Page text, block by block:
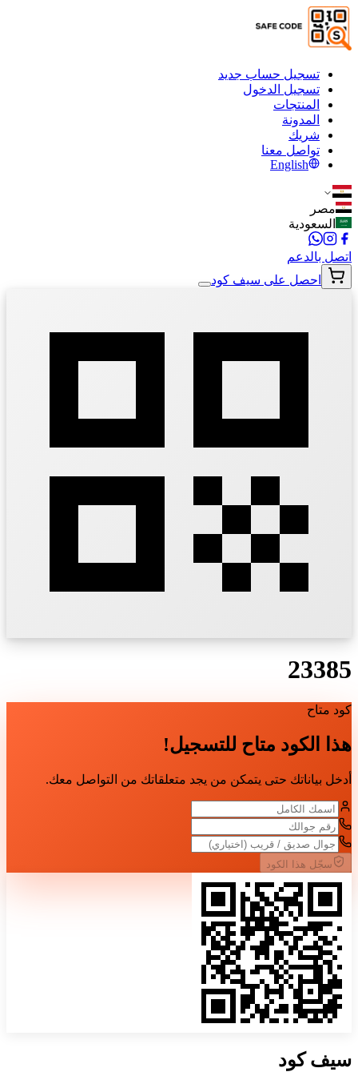
تسجيل حساب جديد
تسجيل الدخول
المنتجات
المدونة
شريك
تواصل معنا
English
مصر
السعودية
اتصل بالدعم
احصل على سيف كود
23385
كود متاح
هذا الكود متاح للتسجيل!
أدخل بياناتك حتى يتمكن من يجد متعلقاتك من التواصل معك.
سجّل هذا الكود
سيفكود